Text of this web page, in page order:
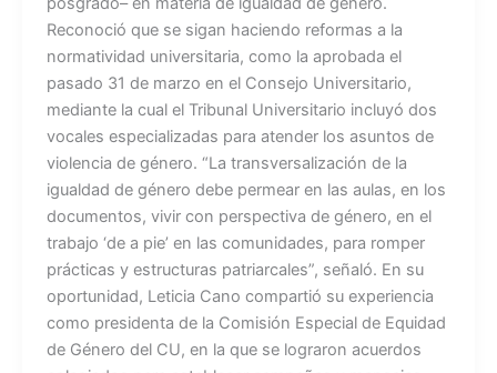
Reconoció que se sigan haciendo reformas a la
normatividad universitaria, como la aprobada el
pasado 31 de marzo en el Consejo Universitario,
mediante la cual el Tribunal Universitario incluyó dos
vocales especializadas para atender los asuntos de
violencia de género. “La transversalización de la
igualdad de género debe permear en las aulas, en los
documentos, vivir con perspectiva de género, en el
trabajo ‘de a pie’ en las comunidades, para romper
prácticas y estructuras patriarcales”, señaló. En su
oportunidad, Leticia Cano compartió su experiencia
como presidenta de la Comisión Especial de Equidad
de Género del CU, en la que se lograron acuerdos